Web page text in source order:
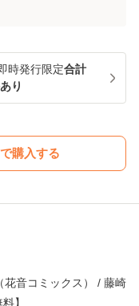
時発行限定合計
り
購入する
花音コミックス） / 藤崎
】